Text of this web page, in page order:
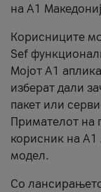
на А1
Корисниците
Sef
Мојот А1
изберат дали
пакет или
Примателот на
корисник на А1
модел.
Со